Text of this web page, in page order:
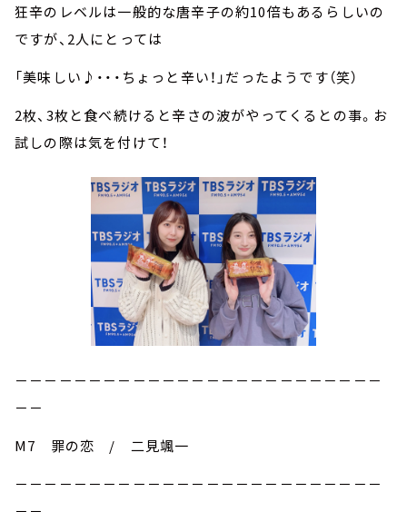
狂辛のレベルは一般的な唐辛子の約10倍もあるらしいの
ですが、2人にとっては
「美味しい♪・・・ちょっと辛い！」だったようです（笑）
2枚、3枚と食べ続けると辛さの波がやってくるとの事。お
試しの際は気を付けて！
－－－－－－－－－－－－－－－－－－－－－－－－－
－－
M7 罪の恋 / 二見颯一
－－－－－－－－－－－－－－－－－－－－－－－－－